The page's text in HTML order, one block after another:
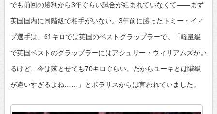
でも前回の勝利から3年ぐらい試合が組まれていなくて――まず
英国国内に同階級で相手がいない。3年前に勝ったトミー・イィ
プ選手は、61キロでは英国のベストグラップラーで。「軽量級
で英国ベストのグラップラーにはアシュリー・ウィリアムズがい
るけど、今は落とせても70キロぐらい。だからユーキとは階級
が違いすぎるよね……」とポラリスからは言われていました。